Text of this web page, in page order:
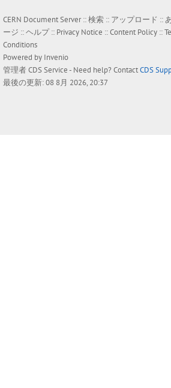
CERN Document Server ::検索 :: アップロード ::
ージ ::ヘルプ:: Privacy Notice ::Content Policy ::
Conditions
Powered by Invenio
管理者CDS Service- Need help? ContactCDS
最後の更新: 08 8月 2026, 20:37